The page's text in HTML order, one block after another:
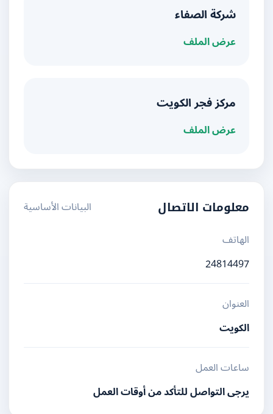
شركة الصفاء
عرض الملف
مركز فجر الكويت
عرض الملف
معلومات الاتصال
البيانات الأساسية
الهاتف
24814497
العنوان
الكويت
ساعات العمل
يرجى التواصل للتأكد من أوقات العمل